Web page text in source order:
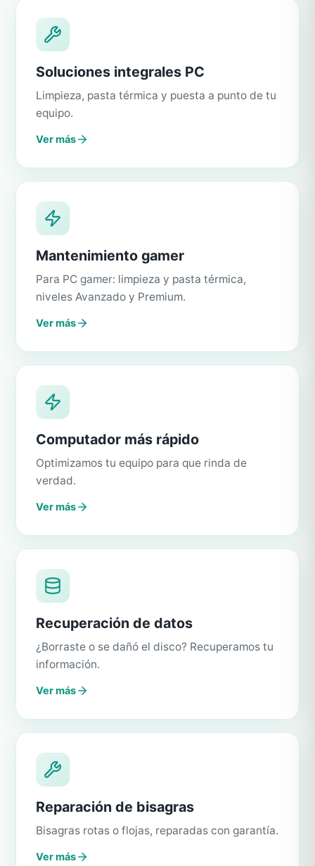
Soluciones integrales PC
Limpieza, pasta térmica y puesta a punto de tu
equipo.
Ver más
Mantenimiento gamer
Para PC gamer: limpieza y pasta térmica,
niveles Avanzado y Premium.
Ver más
Computador más rápido
Optimizamos tu equipo para que rinda de
verdad.
Ver más
Recuperación de datos
¿Borraste o se dañó el disco? Recuperamos tu
información.
Ver más
Reparación de bisagras
Bisagras rotas o flojas, reparadas con garantía.
Ver más